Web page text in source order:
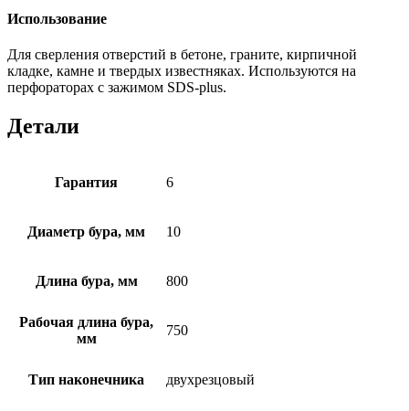
Использование
Для сверления отверстий в бетоне, граните, кирпичной
кладке, камне и твердых известняках. Используются на
перфораторах с зажимом SDS-plus.
Детали
Гарантия 6
Диаметр бура, мм 10
Длина бура, мм 800
Рабочая длина бура,
мм
750
Тип наконечника двухрезцовый